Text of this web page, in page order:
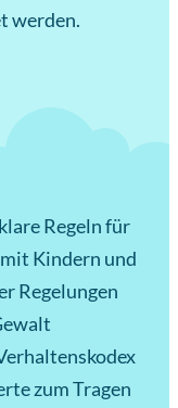
werden.
Regeln für
Kindern und
Regelungen
zum Tragen